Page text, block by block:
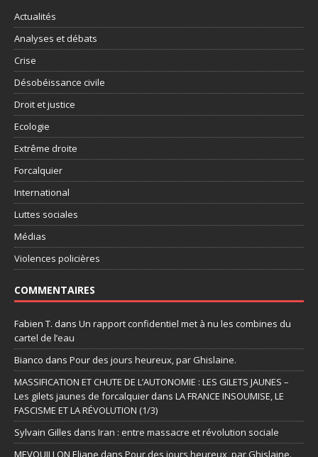
Actualités
Analyses et débats
Crise
Désobéissance civile
Droit et justice
Ecologie
Extrême droite
Forcalquier
International
Luttes sociales
Médias
Violences policières
COMMENTAIRES
Fabien T. dans Un rapport confidentiel met à nu les combines du
cartel de l’eau
Bianco dans Pour des jours heureux, par Ghislaine.
MASSIFICATION ET CHUTE DE L’AUTONOMIE : LES GILETS JAUNES –
Les gilets jaunes de forcalquier dans LA FRANCE INSOUMISE, LE
FASCISME ET LA RÉVOLUTION (1/3)
Sylvain Gilles dans Iran : entre massacre et révolution sociale
MEVOUILLON Eliane dans Pour des jours heureux, par Ghislaine.